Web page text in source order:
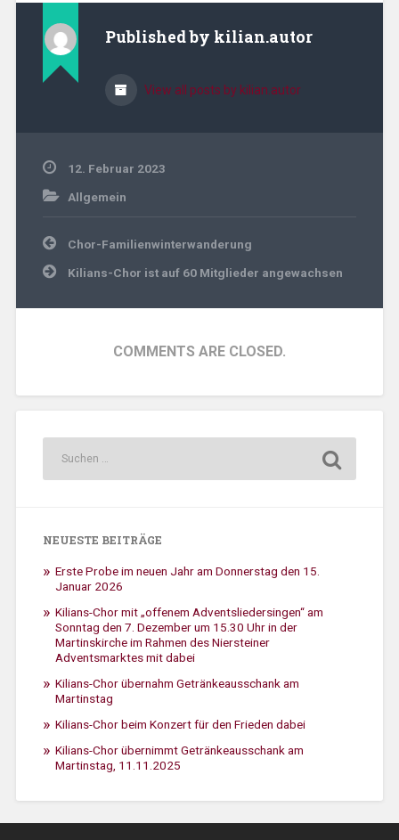
Published by kilian.autor
View all posts by kilian.autor
12. Februar 2023
Allgemein
Beitragsnavigation
Chor-Familienwinterwanderung
Kilians-Chor ist auf 60 Mitglieder angewachsen
COMMENTS ARE CLOSED.
NEUESTE BEITRÄGE
Erste Probe im neuen Jahr am Donnerstag den 15.
Januar 2026
Kilians-Chor mit „offenem Adventsliedersingen“ am
Sonntag den 7. Dezember um 15.30 Uhr in der
Martinskirche im Rahmen des Niersteiner
Adventsmarktes mit dabei
Kilians-Chor übernahm Getränkeausschank am
Martinstag
Kilians-Chor beim Konzert für den Frieden dabei
Kilians-Chor übernimmt Getränkeausschank am
Martinstag, 11.11.2025